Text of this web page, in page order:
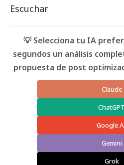
Escuchar
💡 Selecciona tu IA
segundos un análisis
propuesta de post
Claude
ChatGPT
Google
Gemini
Grok